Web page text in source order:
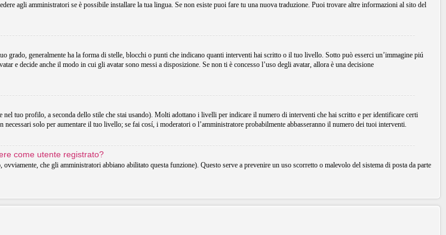
agli amministratori se è possibile installare la tua lingua. Se non esiste puoi fare tu una nuova traduzione. Puoi trovare altre informazioni al sito del
grado, generalmente ha la forma di stelle, blocchi o punti che indicano quanti interventi hai scritto o il tuo livello. Sotto può esserci un’immagine piú
e decide anche il modo in cui gli avatar sono messi a disposizione. Se non ti è concesso l’uso degli avatar, allora è una decisione
tuo profilo, a seconda dello stile che stai usando). Molti adottano i livelli per indicare il numero di interventi che hai scritto e per identificare certi
solo per aumentare il tuo livello; se fai cosí, i moderatori o l’amministratore probabilmente abbasseranno il numero dei tuoi interventi.
come utente registrato?
che gli amministratori abbiano abilitato questa funzione). Questo serve a prevenire un uso scorretto o malevolo del sistema di posta da parte